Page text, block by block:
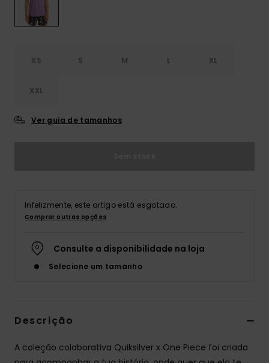
XS S M L XL
XXL
Ver guia de tamanhos
Infelizmente, este artigo está esgotado.
Comprar outras opções
Consulte a disponibilidade na loja
Selecione um tamanho
Descrição
A coleção colaborativa Quiksilver x One Piece foi criada